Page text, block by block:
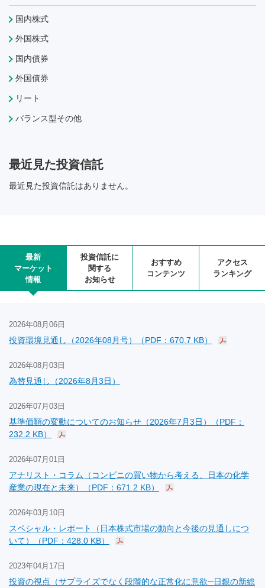
国内株式
外国株式
国内債券
外国債券
リート
バランス型その他
最近見た投資信託
最近見た投資信託はありません。
最新
マーケット
情報
投資信託に
関する
お知らせ
おすすめ
コンテンツ
アクセス
ランキング
2026年08月06日
投資環境見通し（2026年08月号）（PDF：670.7 KB）
2026年08月03日
為替見通し（2026年8月3日）
2026年07月03日
基準価額の変動についてのお知らせ（2026年7月3日）（PDF：
232.2 KB）
2026年07月01日
アナリスト・コラム（コンビニの買い物から考える、日本の化学
産業の現在と未来）（PDF：671.2 KB）
2026年03月10日
スペシャル・レポート（日本株式市場の動向と今後の見通しにつ
いて）（PDF：428.0 KB）
2023年04月17日
投資の視点（サプライズでなく段階的な正常化に意欲─日銀の新総